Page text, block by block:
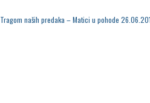
Tragom naših predaka – Matici u pohode